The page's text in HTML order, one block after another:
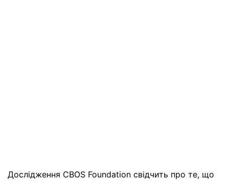
Дослідження CBOS Foundation свідчить про те, що